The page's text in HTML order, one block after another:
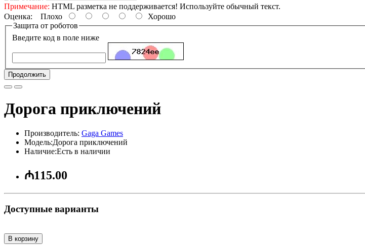
Примечание: HTML разметка не поддерживается! Используйте обычный текст.
Оценка: Плохо
Хорошо
Защита от роботов
Введите код в поле ниже
Продолжить
Дорога приключений
Производитель: Gaga Games
Модель:Дорога приключений
Наличие:Есть в наличии
₼115.00
Доступные варианты
В корзину